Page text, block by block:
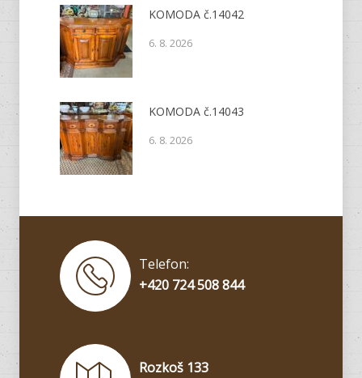
KOMODA č.14042
6. 8. 2026
KOMODA č.14043
6. 8. 2026
Telefon:
+420 724 508 844
Rozkoš 133